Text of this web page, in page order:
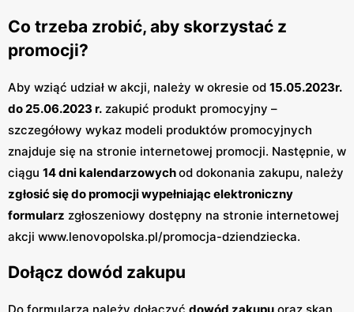
Co trzeba zrobić, aby skorzystać z
promocji?
Aby wziąć udział w akcji, należy w okresie od 15.05.2023r.
do 25.06.2023 r. zakupić produkt promocyjny –
szczegółowy wykaz modeli produktów promocyjnych
znajduje się na stronie internetowej promocji. Następnie, w
ciągu 14 dni kalendarzowychod dokonania zakupu, należy
zgłosić się do promocji wypełniając elektroniczny
formularz zgłoszeniowy dostępny na stronie internetowej
akcji www.lenovopolska.pl/promocja-dziendziecka.
Dołącz dowód zakupu